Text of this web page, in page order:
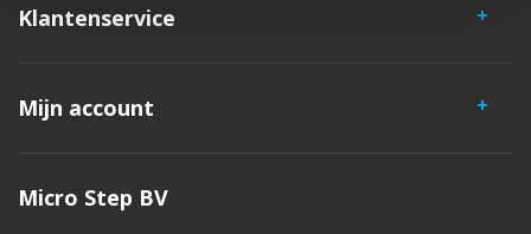
Klantenservice
Mijn account
Micro Step BV